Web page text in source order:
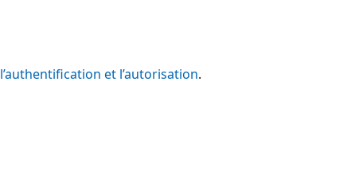
l’authentification et l’autorisation.